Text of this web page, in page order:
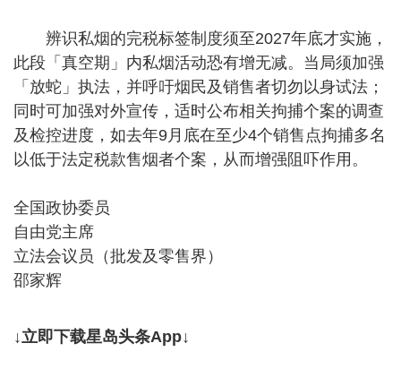
辨识私烟的完税标签制度须至2027年底才实施，
此段「真空期」内私烟活动恐有增无减。当局须加强
「放蛇」执法，并呼吁烟民及销售者切勿以身试法；
同时可加强对外宣传，适时公布相关拘捕个案的调查
及检控进度，如去年9月底在至少4个销售点拘捕多名
以低于法定税款售烟者个案，从而增强阻吓作用。
全国政协委员
自由党主席
立法会议员（批发及零售界）
邵家辉
↓立即下载星岛头条App↓